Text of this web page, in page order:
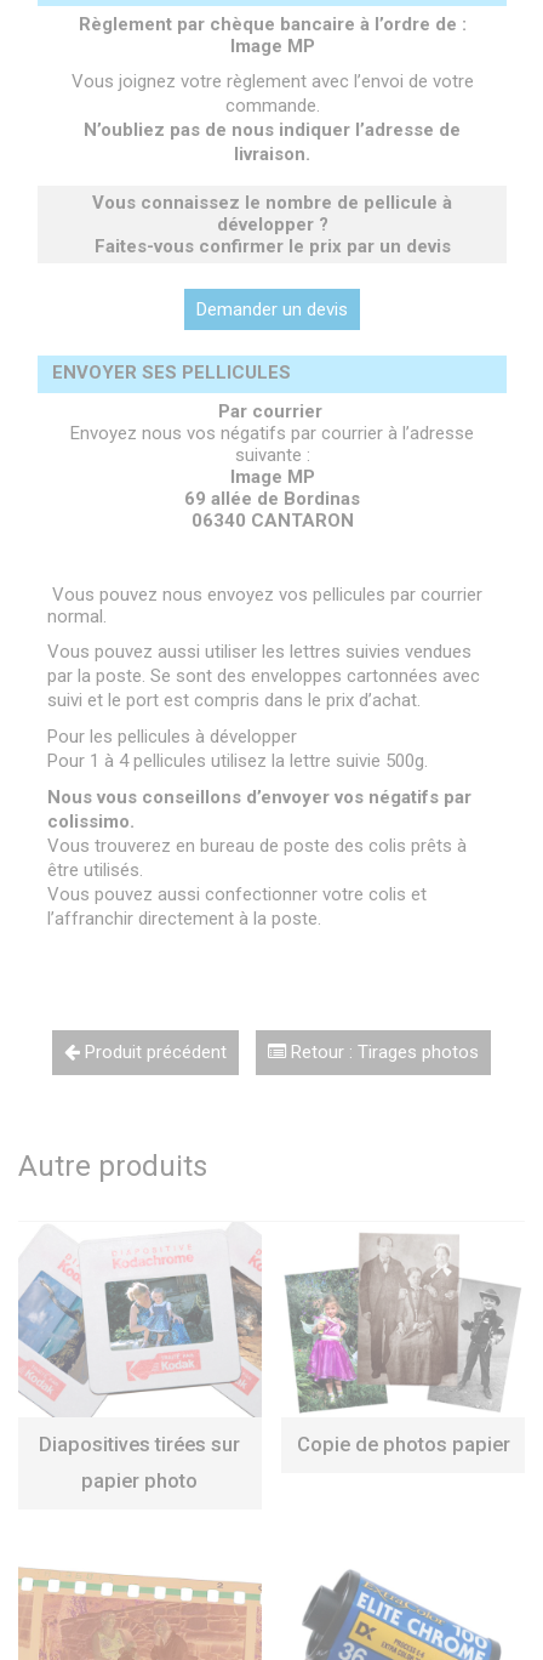
Règlement par chèque bancaire à l’ordre de :
Image MP
Vous joignez votre règlement avec l’envoi de votre
commande.
N’oubliez pas de nous indiquer l’adresse de
livraison.
Vous connaissez le nombre de pellicule à
développer ?
Faites-vous confirmer le prix par un devis
Demander un devis
ENVOYER SES PELLICULES
Par courrier
Envoyez nous vos négatifs par courrier à l’adresse
suivante :
Image MP
69 allée de Bordinas
06340 CANTARON
Vous pouvez nous envoyez vos pellicules par courrier
normal.
Vous pouvez aussi utiliser les lettres suivies vendues
par la poste. Se sont des enveloppes cartonnées avec
suivi et le port est compris dans le prix d’achat.
Pour les pellicules à développer
Pour 1 à 4 pellicules utilisez la lettre suivie 500g.
Nous vous conseillons d’envoyer vos négatifs par
colissimo.
Vous trouverez en bureau de poste des colis prêts à
être utilisés.
Vous pouvez aussi confectionner votre colis et
l’affranchir directement à la poste.
Produit précédent Retour : Tirages photos
Autre produits
Diapositives tirées sur
papier photo
Copie de photos papier